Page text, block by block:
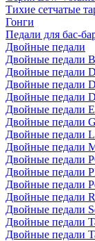
Тихие сетчатые
Гонги
Педали для бас-
Двойные педали
Двойные педали
Двойные педали
Двойные педали
Двойные педали
Двойные педали
Двойные педали
Двойные педали
Двойные педали
Двойные педали
Двойные педали
Двойные педали
Двойные педали
Двойные педали
Двойные педали
Двойные педали